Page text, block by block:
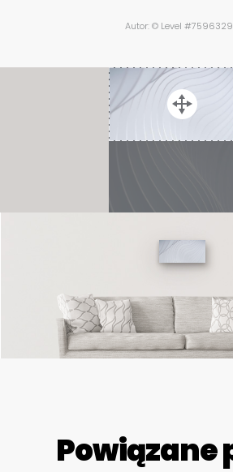
Autor: © Level
Powiązane